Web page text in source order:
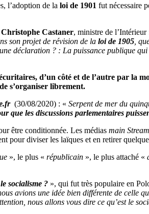
l’adoption de la loi de 1901 fut nécessaire
Christophe Castaner, ministre de l’Intérieur
son projet de révision de la loi de 1905 ,
déclaration ? : La puissance publique
d’un côté et de l’autre par la
s’organiser librement.
(30/08/2020) : « Serpent de mer du
que les discussions parlementaires
être conditionnée. Les médias main Stream
pour diviser les laïques et en retirer
», le plus « républicain », le plus attaché «
socialisme ? », qui fut très populaire en
avions une idée bien différente de celle
nous allons vous dire ce qu’est le